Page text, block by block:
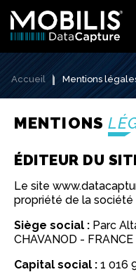
Accueil Mentions
MENTIONS
ÉDITEUR DU
Le site
propriété de la société
Siège social : Parc
CHAVANOD - FRANCE
Capital social : 1 016